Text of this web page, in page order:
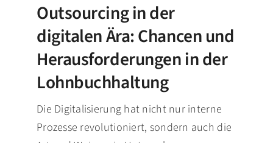
Outsourcing in der
digitalen Ära: Chancen und
Herausforderungen in der
Lohnbuchhaltung
Die Digitalisierung hat nicht nur interne
Prozesse revolutioniert, sondern auch die